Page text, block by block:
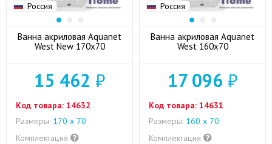
Россия
Ванна акриловая Aquanet
West New 170x70
15 462 ₽
Код товара: 14632
Размеры: 170 х 70
Комплектация
Россия
Ванна акриловая Aquanet
West 160x70
17 096 ₽
Код товара: 14631
Размеры: 160 х 70
Комплектация